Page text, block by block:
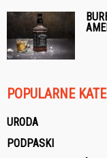
POPULARNE
URODA
PODPASKI